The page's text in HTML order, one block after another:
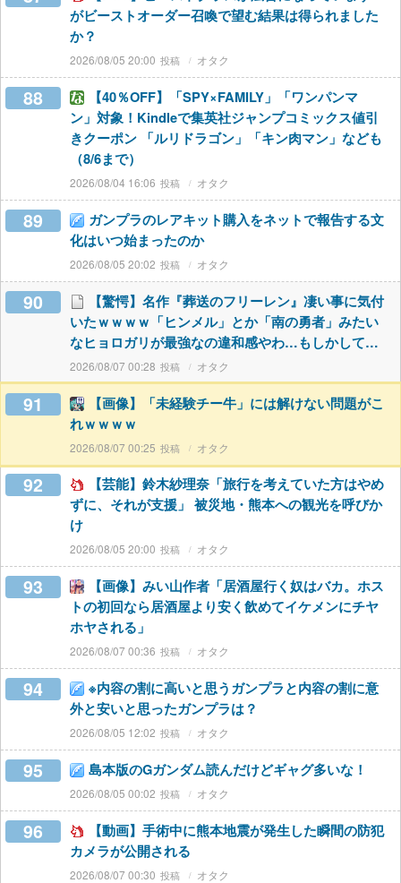
がビーストオーダー召喚で望む結果は得られました
か？
2026/08/05 20:00 オタク
88
【40％OFF】「SPY×FAMILY」「ワンパンマ
ン」対象！Kindleで集英社ジャンプコミックス値引
きクーポン 「ルリドラゴン」「キン肉マン」なども
（8/6まで）
2026/08/04 16:06 オタク
89
ガンプラのレアキット購入をネットで報告する文
化はいつ始まったのか
2026/08/05 20:02 オタク
90
【驚愕】名作『葬送のフリーレン』凄い事に気付
いたｗｗｗｗ「ヒンメル」とか「南の勇者」みたい
なヒョロガリが最強なの違和感やわ…もしかして…
2026/08/07 00:28 オタク
91
【画像】「未経験チー牛」には解けない問題がこ
れｗｗｗｗ
2026/08/07 00:25 オタク
92
【芸能】鈴木紗理奈「旅行を考えていた方はやめ
ずに、それが支援」 被災地・熊本への観光を呼びか
け
2026/08/05 20:00 オタク
93
【画像】みい山作者「居酒屋行く奴はバカ。ホス
トの初回なら居酒屋より安く飲めてイケメンにチヤ
ホヤされる」
2026/08/07 00:36 オタク
94
※内容の割に高いと思うガンプラと内容の割に意
外と安いと思ったガンプラは？
2026/08/05 12:02 オタク
95 島本版のGガンダム読んだけどギャグ多いな！
2026/08/05 00:02 オタク
96
【動画】手術中に熊本地震が発生した瞬間の防犯
カメラが公開される
2026/08/07 00:30 オタク